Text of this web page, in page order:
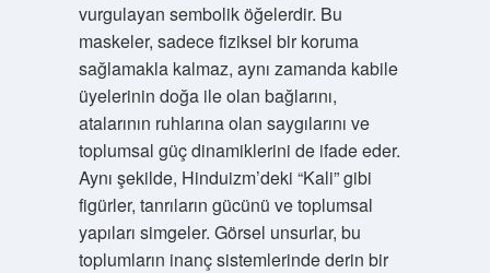
vurgulayan sembolik öğelerdir. Bu
maskeler, sadece fiziksel bir koruma
sağlamakla kalmaz, aynı zamanda kabile
üyelerinin doğa ile olan bağlarını,
atalarının ruhlarına olan saygılarını ve
toplumsal güç dinamiklerini de ifade eder.
Aynı şekilde, Hinduizm’deki “Kali” gibi
figürler, tanrıların gücünü ve toplumsal
yapıları simgeler. Görsel unsurlar, bu
toplumların inanç sistemlerinde derin bir